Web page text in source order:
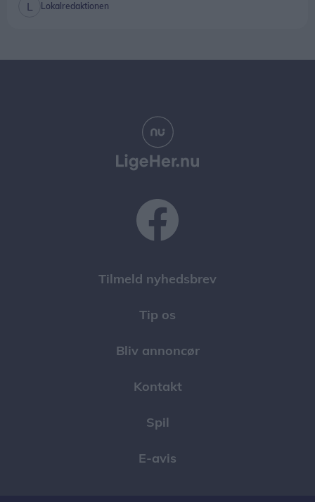
Lokalredaktionen
Tilmeld nyhedsbrev
Tip os
Bliv annoncør
Kontakt
Spil
E-avis